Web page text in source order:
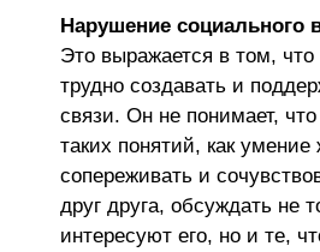
Нарушение социального
Это выражается в том, что
трудно создавать и
связи. Он не понимает,
таких понятий, как умение
сопереживать и
друг друга, обсуждать не
интересуют его, но и те,